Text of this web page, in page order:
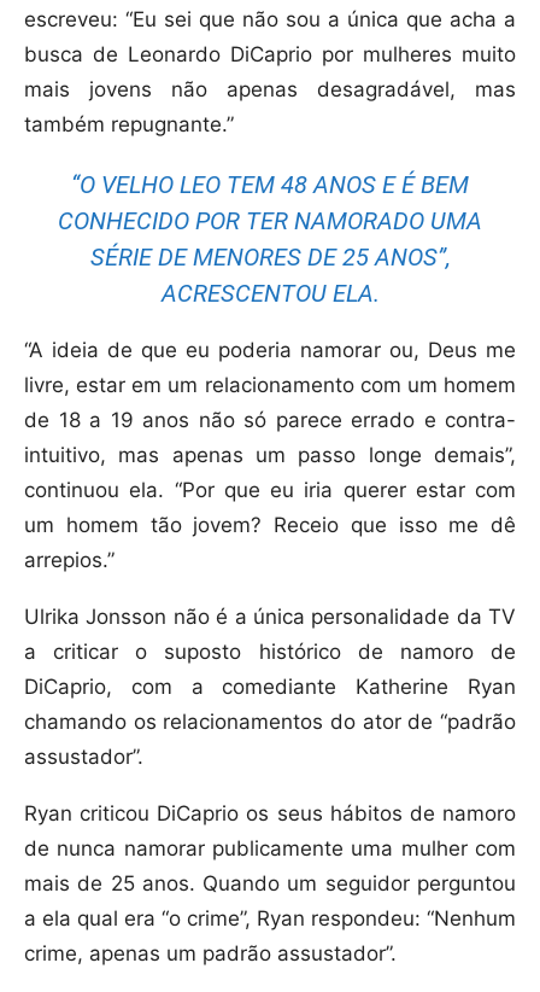
escreveu: “Eu sei que não sou a única que acha a
busca de Leonardo DiCaprio por mulheres muito
mais jovens não apenas desagradável, mas
também repugnante.”
“O VELHO LEO TEM 48 ANOS E É BEM
CONHECIDO POR TER NAMORADO UMA
SÉRIE DE MENORES DE 25 ANOS”,
ACRESCENTOU ELA.
“A ideia de que eu poderia namorar ou, Deus me
livre, estar em um relacionamento com um homem
de 18 a 19 anos não só parece errado e contra-
intuitivo, mas apenas um passo longe demais”,
continuou ela. “Por que eu iria querer estar com
um homem tão jovem? Receio que isso me dê
arrepios.”
Ulrika Jonsson não é a única personalidade da TV
a criticar o suposto histórico de namoro de
DiCaprio, com a comediante Katherine Ryan
chamando os relacionamentos do ator de “padrão
assustador”.
Ryan criticou DiCaprio os seus hábitos de namoro
de nunca namorar publicamente uma mulher com
mais de 25 anos. Quando um seguidor perguntou
a ela qual era “o crime”, Ryan respondeu: “Nenhum
crime, apenas um padrão assustador”.